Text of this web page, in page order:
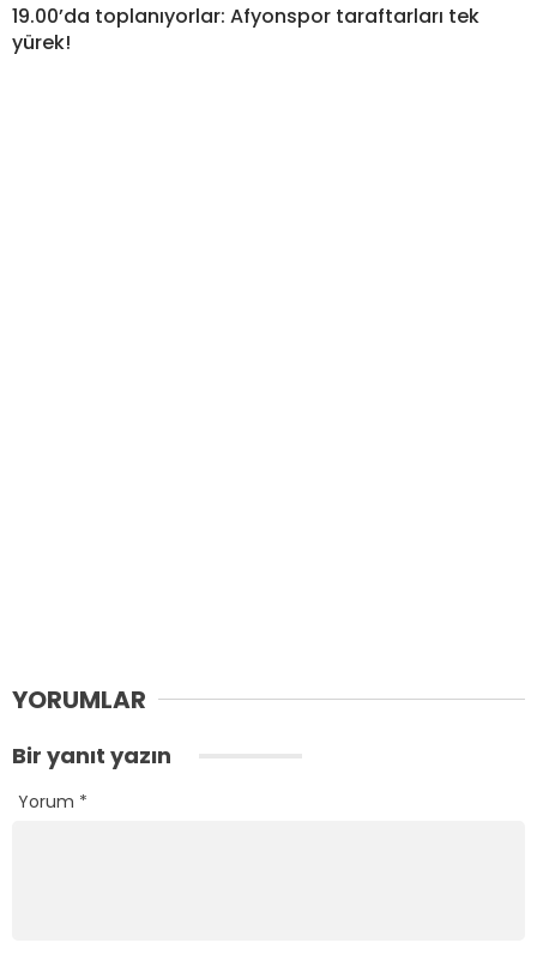
19.00’da toplanıyorlar: Afyonspor taraftarları tek
yürek!
YORUMLAR
Bir yanıt yazın
Yorum *